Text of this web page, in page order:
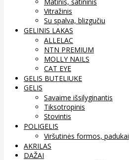
Vitražinis
Su spalva, blizgučiu
GELINIS LAKAS
ALLELAC
NTN PREMIUM
MOLLY NAILS
CAT EYE
GELIS BUTELIUKE
GELIS
Savaime išsilyginantis
Tiksotropinis
Stovintis
POLIGELIS
Viršutinės formos, padukai
AKRILAS
DAŽAI